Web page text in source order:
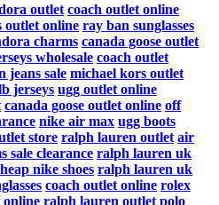
outlet coach outlet online
outlet online ray ban sunglasses
charms canada goose outlet
wholesale coach outlet
jeans sale michael kors outlet
jerseys ugg outlet online
canada goose outlet online off
nike air max ugg boots
store ralph lauren outlet air
sale clearance ralph lauren uk
nike shoes ralph lauren uk
coach outlet online rolex
online ralph lauren outlet polo